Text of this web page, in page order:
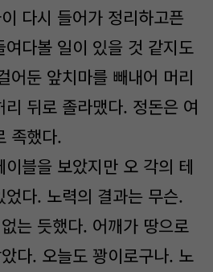
다시 들어가 정리하고픈
다볼 일이 있을 것 같지도
어둔 앞치마를 빼내어 머리
뒤로 졸라맸다. 정돈은 여
족했다.
블을 보았지만 오 각의 테
다. 노력의 결과는 무슨.
는 듯했다. 어깨가 땅으로
다. 오늘도 꽝이로구나. 노